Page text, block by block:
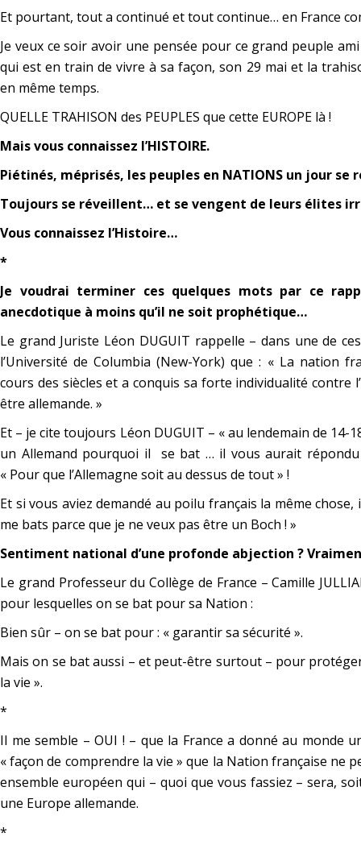
Et pourtant, tout a continué et tout continue… en France
Je veux ce soir avoir une pensée pour ce grand peuple
qui est en train de vivre à sa façon, son 29 mai et la
en même temps.
QUELLE TRAHISON des PEUPLES que cette EUROPE là !
Mais vous connaissez l’HISTOIRE.
Piétinés, méprisés, les peuples en NATIONS un jour se
Toujours se réveillent… et se vengent de leurs élites
Vous connaissez l’Histoire…
*
Je voudrai terminer ces quelques mots par ce
anecdotique à moins qu’il ne soit prophétique…
Le grand Juriste Léon DUGUIT rappelle – dans une de
l’Université de Columbia (New-York) que : « La nation
cours des siècles et a conquis sa forte individualité contre
être allemande. »
Et – je cite toujours Léon DUGUIT – « au lendemain de 14-
un Allemand pourquoi il se bat … il vous aurait
« Pour que l’Allemagne soit au dessus de tout » !
Et si vous aviez demandé au poilu français la même
me bats parce que je ne veux pas être un Boch ! »
Sentiment national d’une profonde abjection ?
Le grand Professeur du Collège de France – Camille
pour lesquelles on se bat pour sa Nation :
Bien sûr – on se bat pour : « garantir sa sécurité ».
Mais on se bat aussi – et peut-être surtout – pour
la vie ».
*
Il me semble – OUI ! – que la France a donné au monde
« façon de comprendre la vie » que la Nation française ne
ensemble européen qui – quoi que vous fassiez – sera,
une Europe allemande.
*